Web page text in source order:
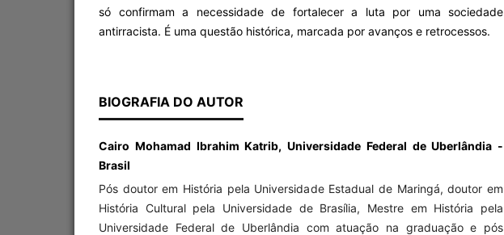
só confirmam a necessidade de fortalecer a luta por uma sociedade
antirracista. É uma questão histórica, marcada por avanços e retrocessos.
BIOGRAFIA DO AUTOR
Cairo Mohamad Ibrahim Katrib, Universidade Federal de Uberlândia -
Brasil
Pós doutor em História pela Universidade Estadual de Maringá, doutor em
História Cultural pela Universidade de Brasília, Mestre em História pela
Universidade Federal de Uberlândia com atuação na graduação e pós